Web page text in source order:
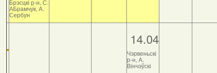
Брэсцкі р-н, С.
АБрамчук, А.
Сербун
14.04
Чэрвеньскі
р-н, А.
Вінчэўскі